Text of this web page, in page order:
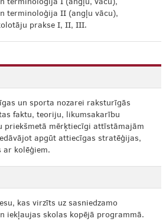
terminoloģija I (angļu, vācu),
terminoloģija II (angļu vācu),
prakse I, II, III.
un sporta nozarei raksturīgās
faktu, teoriju, likumsakarību
priekšmetā mērķtiecīgi attīstāmajām
apgūt attiecīgas stratēģijas,
ar kolēģiem.
kas virzīts uz sasniedzamo
iekļaujas skolas kopējā programmā.